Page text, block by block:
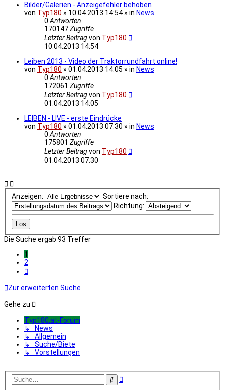
Bilder/Galerien - Anzeigefehler behoben
von Typ180 » 10.04.2013 14:54 » in News
0Antworten
170147Zugriffe
Letzter Beitragvon Typ180
10.04.2013 14:54
Leiben 2013 - Video der Traktorrundfahrt online!
von Typ180 » 01.04.2013 14:05 » in News
0Antworten
172061 Zugriffe
Letzter Beitragvon Typ180
01.04.2013 14:05
LEIBEN - LIVE - erste Eindrücke
von Typ180 » 01.04.2013 07:30 » in News
0Antworten
175801 Zugriffe
Letzter Beitragvon Typ180
01.04.2013 07:30
Anzeigen:
Sortiere nach:
Richtung:
Die Suche ergab 93 Treffer
1
2
Zur erweiterten Suche
Gehe zu
Typ180.at-Forum
↳ News
↳ Allgemein
↳ Suche/Biete
↳ Vorstellungen
SucheErweiterte